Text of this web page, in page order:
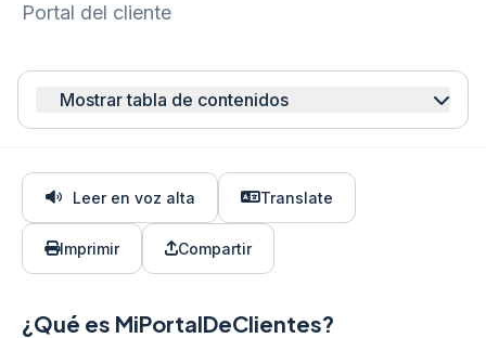
Portal del cliente
Mostrar tabla de contenidos
Leer en voz alta Translate
Imprimir Compartir
¿Qué es MiPortalDeClientes?